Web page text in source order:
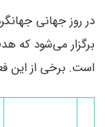
در روز جهانی
برگزار می‌شود که
است. برخی از این